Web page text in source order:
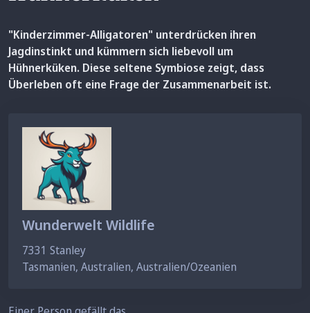
"Kinderzimmer-Alligatoren" unterdrücken ihren
Jagdinstinkt und kümmern sich liebevoll um
Hühnerküken. Diese seltene Symbiose zeigt, dass
Überleben oft eine Frage der Zusammenarbeit ist.
Wunderwelt Wildlife
7331 Stanley
Tasmanien, Australien, Australien/Ozeanien